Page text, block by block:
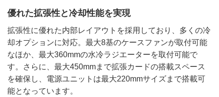
優れた拡張性と冷却性能を実現
拡張性に優れた内部レイアウトを採用しており、多くの冷
却オプションに対応。最大8基のケースファンが取付可能
なほか、最大360mmの水冷ラジエーターを取付可能で
す。さらに、最大450mmまで拡張カードの搭載スペース
を確保し、電源ユニットは最大220mmサイズまで搭載可
能となっています。